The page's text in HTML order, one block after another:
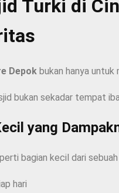
Turki di
Depok bukan hanya
bukan sekadar tempat
yang
bagian kecil dari
hari